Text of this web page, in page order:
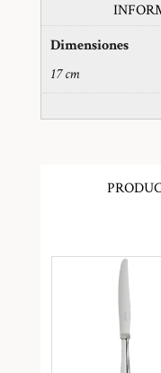
Dimensiones
17 cm